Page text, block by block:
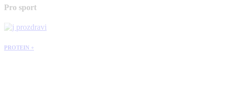
Pro sport
PROTEIN +